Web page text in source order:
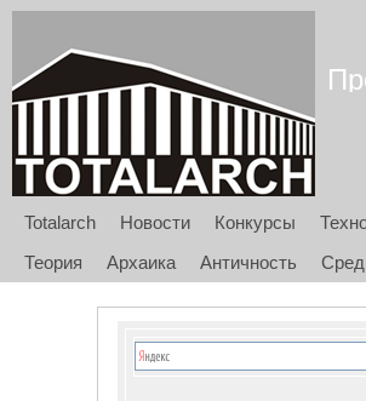
Totalarch Новости Конкурсы
Теория
Архаика Античность